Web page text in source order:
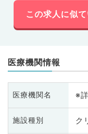
この求人に似
医療機関情報
医療機関名 ※
施設種別 ク